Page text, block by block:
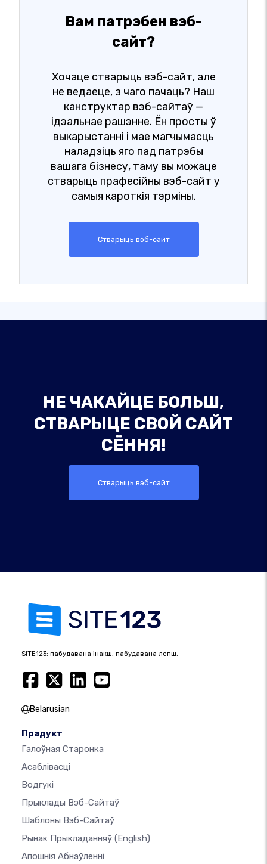
Вам патрэбен вэб-
сайт?
Хочаце стварыць вэб-сайт, але
не ведаеце, з чаго пачаць? Наш
канструктар вэб-сайтаў —
ідэальнае рашэнне. Ён просты ў
выкарыстанні і мае магчымасць
наладзіць яго пад патрэбы
вашага бізнесу, таму вы можаце
стварыць прафесійны вэб-сайт у
самыя кароткія тэрміны.
Стварыць вэб-сайт
НЕ ЧАКАЙЦЕ БОЛЬШ,
СТВАРЫЦЕ СВОЙ САЙТ
СЁННЯ!
Стварыць вэб-сайт
SITE123: пабудавана інакш, пабудавана лепш.
Belarusian
Прадукт
Галоўная Старонка
Асаблівасці
Водгукі
Прыклады Вэб-Сайтаў
Шаблоны Вэб-Сайтаў
Рынак Прыкладанняў (English)
Апошнія Абнаўленні